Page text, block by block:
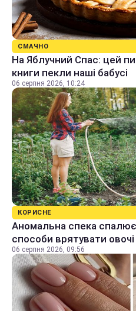
СМАЧНО
На Яблучний Спас: цей
книги пекли наші бабусі
06 серпня 2026, 10:24
КОРИСНЕ
Аномальна спека
способи врятувати овочі
06 серпня 2026, 09:56